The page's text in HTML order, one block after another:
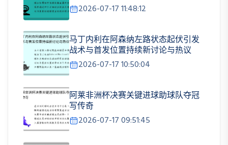
2026-07-17 11:48:12
马丁内利在阿森纳左路状态起伏引发
战术与首发位置持续新讨论与热议
2026-07-17 10:50:04
阿莱非洲杯决赛关键进球助球队夺冠
写传奇
2026-07-17 09:51:45